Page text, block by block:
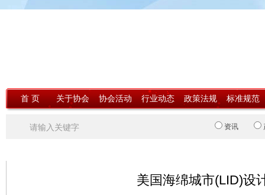
首 页 关于协会 协会活动 行业动态 政策法规 标准规范
资讯
美国海绵城市(LID)设